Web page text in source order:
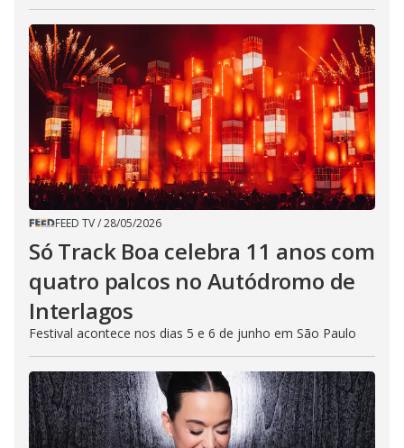
FEED TV/28/05/2026
Só Track Boa celebra 11 anos com
quatro palcos no Autódromo de
Interlagos
Festival acontece nos dias 5 e 6 de junho em São Paulo